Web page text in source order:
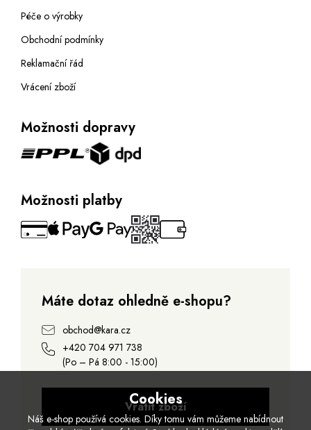
Péče o výrobky
Obchodní podmínky
Reklamační řád
Vrácení zboží
Možnosti dopravy
Možnosti platby
Máte dotaz ohledně e-shopu?
obchod@kara.cz
+420 704 971 738
(Po – Pá 8:00 - 15:00)
Vrátit zboží
Cookies
Náš e-shop používá cookies. Díky tomu vám můžeme nabídnout